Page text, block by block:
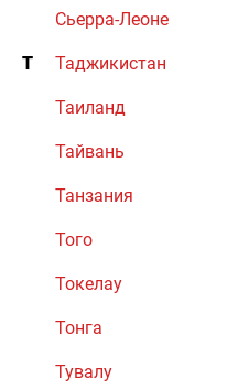
Сьерра-Леоне
Т Таджикистан
Таиланд
Тайвань
Танзания
Того
Токелау
Тонга
Тувалу